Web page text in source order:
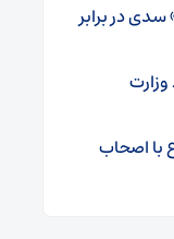
در برابر
وزارت
اصحاب